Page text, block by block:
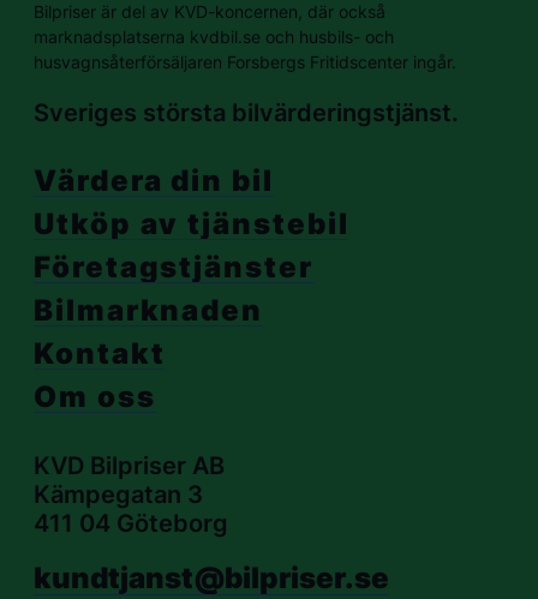
Bilpriser är del av KVD-koncernen, där också
marknadsplatserna kvdbil.se och husbils- och
husvagnsåterförsäljaren Forsbergs Fritidscenter ingår.
Sveriges största bilvärderingstjänst.
Värdera din bil
Utköp av tjänstebil
Företagstjänster
Bilmarknaden
Kontakt
Om oss
KVD Bilpriser AB
Kämpegatan 3
411 04 Göteborg
kundtjanst@bilpriser.se